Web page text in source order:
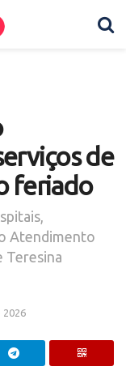
de
feriado
Atendimento
Teresina
2026